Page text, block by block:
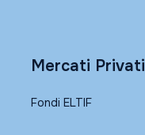
Mercati Privati
Fondi ELTIF